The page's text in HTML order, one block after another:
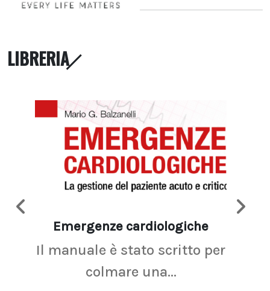
LIBRERIA
Emergenze cardiologiche
Il manuale è stato scritto per
colmare una...